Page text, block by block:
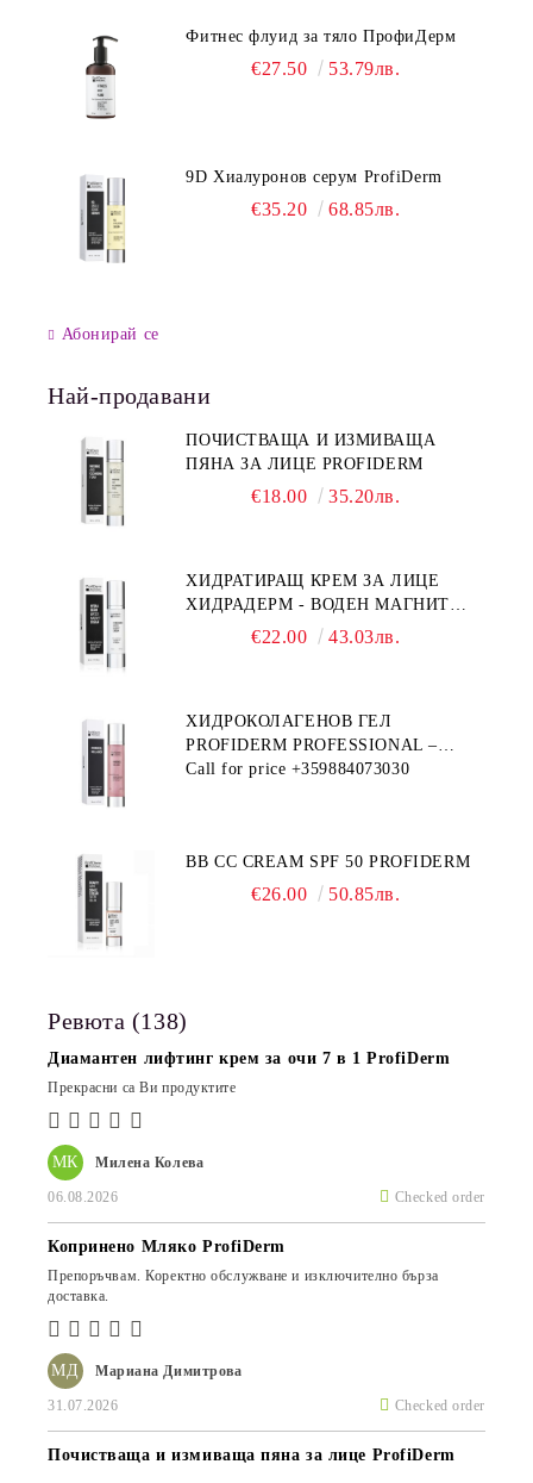
Фитнес флуид за тяло ПрофиДерм
€27.50 53.79лв.
9D Хиалуронов серум ProfiDerm
€35.20 68.85лв.
Абонирай се
Най-продавани
ПОЧИСТВАЩА И ИЗМИВАЩА
ПЯНА ЗА ЛИЦЕ PROFIDERM
€18.00 35.20лв.
ХИДРАТИРАЩ КРЕМ ЗА ЛИЦЕ
ХИДРАДЕРМ - ВОДЕН МАГНИТ
PROFIDERM€22.00 43.03лв.
ХИДРОКОЛАГЕНОВ ГЕЛ
PROFIDERM PROFESSIONAL –
ПРОДУКТ ЗА ДЪЛБОКА
Call for price +359884073030
BB CC CREAM SPF 50 PROFIDERM
€26.00 50.85лв.
Ревюта (138)
МК Милена Колева
06.08.2026 Checked order
Диамантен лифтинг крем за очи 7 в 1 ProfiDerm
Прекрасни са Ви продуктите
МД Мариана Димитрова
31.07.2026 Checked order
Копринено Мляко ProfiDerm
Препоръчвам. Коректно обслужване и изключително бърза
доставка.
Почистваща и измиваща пяна за лице ProfiDerm